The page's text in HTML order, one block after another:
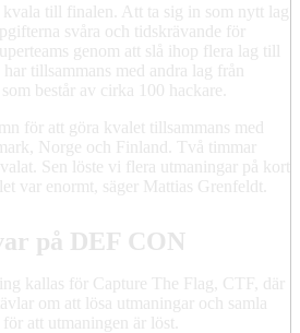
till finalen. Att ta sig in som nytt lag
svåra och tidskrävande för
genom att slå ihop flera lag till
tillsammans med andra lag från
består av cirka 100 hackare.
för att göra kvalet tillsammans med
Norge och Finland. Två timmar
Sen löste vi flera utmaningar på kort
var enormt, säger Mattias Grenfeldt.
på DEF CON
kallas för Capture The Flag, CTF, där
om att lösa utmaningar och samla
att utmaningen är löst.